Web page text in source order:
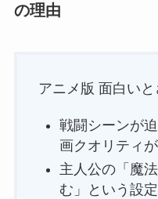
の理由
アニメ版 面白い
戦闘シーンが
画クオリティ
主人公の「魔
む」という設